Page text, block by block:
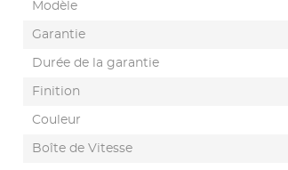
Modèle
Garantie
Durée de la garantie
Finition
Couleur
Boîte de Vitesse